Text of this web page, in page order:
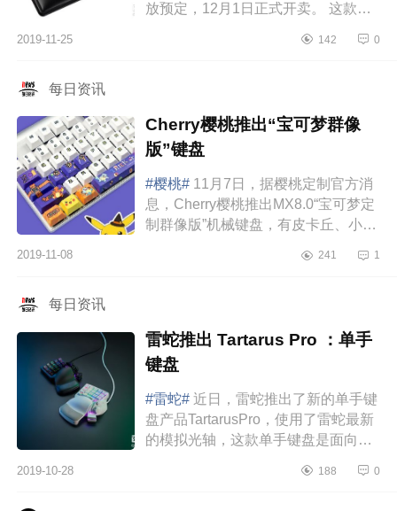
放预定，12月1日正式开卖。 这款
了德国Cherry樱桃轴，可选银轴、青
2019-11-25 142 0
每日资讯
Cherry樱桃推出“宝可梦群像
版”键盘
#樱桃# 11月7日，据樱桃定制官方消
息，Cherry樱桃推出MX8.0“宝可梦定
制群像版”机械键盘，有皮卡丘、小火
象。CHERRYMX8.0机械键盘尺寸为
2019-11-08 241 1
每日资讯
雷蛇推出 Tartarus Pro ：单手
键盘
#雷蛇# 近日，雷蛇推出了新的单手键
盘产品TartarusPro，使用了雷蛇最新
的模拟光轴，这款单手键盘是面向于
宜，1199元，喜欢的朋友可以了解。
2019-10-28 188 0